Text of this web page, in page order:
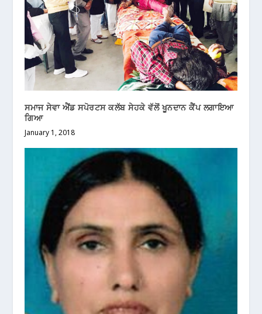
ਸਮਾਜ ਸੇਵਾ ਐਂਡ ਸਪੋਰਟਸ ਕਲੱਬ ਸੇਹਕੇ ਵੱਲੋਂ ਖੂਨਦਾਨ ਕੈਂਪ ਲਗਾਇਆ
ਗਿਆ
January 1, 2018